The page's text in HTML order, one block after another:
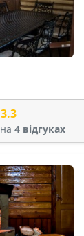
3.3
4 відгуках